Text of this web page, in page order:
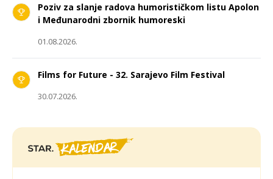
Poziv za slanje radova humorističkom listu Apolon
i Međunarodni zbornik humoreski
01.08.2026.
Films for Future - 32. Sarajevo Film Festival
30.07.2026.